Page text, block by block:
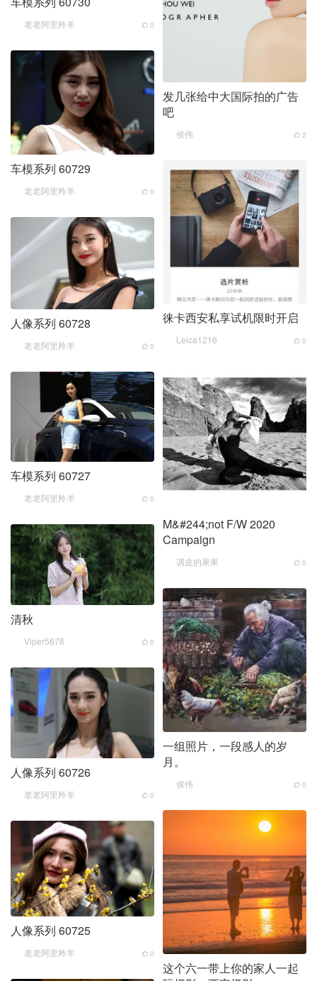
老老阿里羚羊 0
车模系列 60729
老老阿里羚羊 0
人像系列 60728
老老阿里羚羊 0
车模系列 60727
老老阿里羚羊 0
清秋
Viper5678 0
人像系列 60726
老老阿里羚羊 0
人像系列 60725
老老阿里羚羊 0
发几张给中大国际拍的广告
吧
侯伟 2
徕卡西安私享试机限时开启
Leica1216 0
M&#244;not F/W 2020
Campaign
调皮的果果 0
一组照片，一段感人的岁
月。
侯伟 0
这个六一带上你的家人一起